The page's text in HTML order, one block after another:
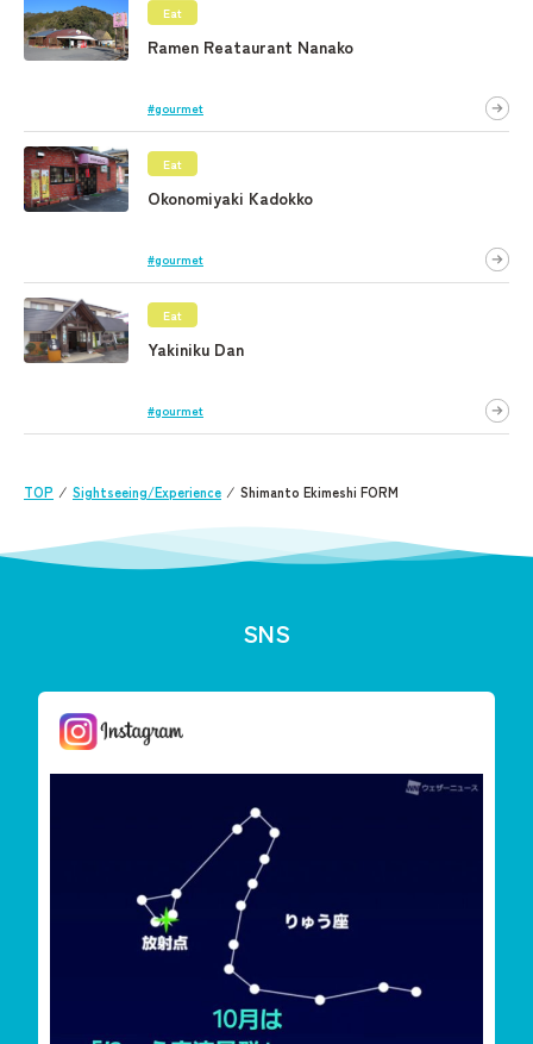
Eat
Ramen Reataurant Nanako
#gourmet
Eat
Okonomiyaki Kadokko
#gourmet
Eat
Yakiniku Dan
#gourmet
TOP ⁄ Sightseeing/Experience ⁄ Shimanto Ekimeshi FORM
SNS